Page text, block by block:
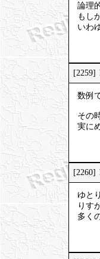
論理
もし
いわ
[2259]
数例
その
実に
[2260]
ゆと
りす
多く